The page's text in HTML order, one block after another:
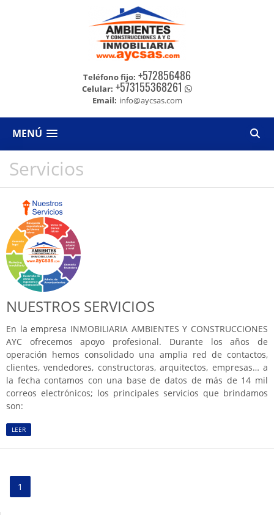
Teléfono fijo: +572856486
Celular: +573155368261
Email: info@aycsas.com
MENÚ
Servicios
NUESTROS SERVICIOS
En la empresa INMOBILIARIA AMBIENTES Y CONSTRUCCIONES
AYC ofrecemos apoyo profesional. Durante los años de
operación hemos consolidado una amplia red de contactos,
clientes, vendedores, constructoras, arquitectos, empresas… a
la fecha contamos con una base de datos de más de 14 mil
correos electrónicos; los principales servicios que brindamos
son:
LEER
1